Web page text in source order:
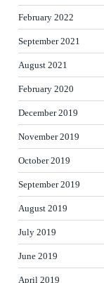
February 2022
September 2021
August 2021
February 2020
December 2019
November 2019
October 2019
September 2019
August 2019
July 2019
June 2019
April 2019